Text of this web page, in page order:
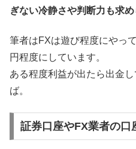
ぎない冷静さや判断力も求
筆者はFXは遊び程度にやっ
円程度にしています。
ある程度利益が出たら出金
ば。
証券口座やFX業者の口